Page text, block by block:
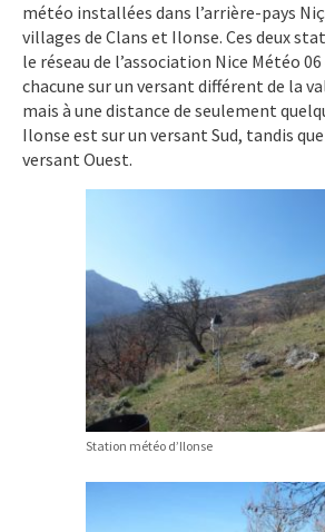
météo installées dans l’arrière-pays
villages de Clans et Ilonse. Ces deux
le réseau de l’association Nice Météo
chacune sur un versant différent de la
mais à une distance de seulement
Ilonse est sur un versant Sud, tandis
versant Ouest.
Station météo d’Ilonse